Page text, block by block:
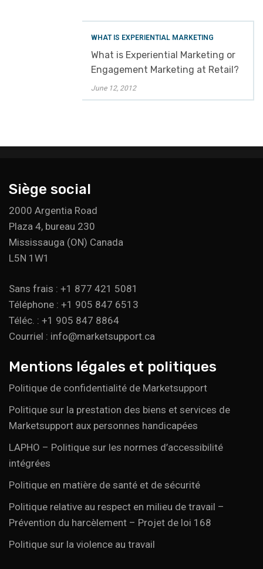
WHAT IS EXPERIENTIAL MARKETING
What is Experiential Marketing or
Engagement Marketing at Retail?
June 12, 2012
Siège social
2000 Argentia Road
Plaza 4, bureau 230
Mississauga (ON) Canada
L5N 1W1
Sans frais : +1 877 421 5081
Téléphone : +1 905 847 6513
Téléc. : +1 905 847 8864
Courriel : info@marketsupport.ca
Mentions légales et politiques
Politique de confidentialité de Marketsupport
Politique sur la prestation des biens et services de
Marketsupport aux personnes handicapées
LAPHO – Politique sur les normes d’accessibilité
intégrées
Politique en matière de santé et de sécurité
Politique relative au respect en milieu de travail –
Prévention du harcèlement – Projet de loi 168
Politique sur la violence au travail